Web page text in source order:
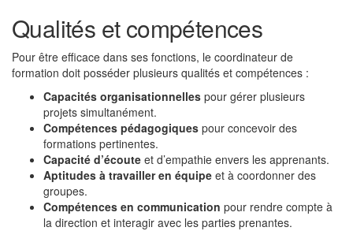
Qualités et compétences
Pour être efficace dans ses fonctions, le coordinateur de
formation doit posséder plusieurs qualités et compétences :
Capacités organisationnelles pour gérer plusieurs
projets simultanément.
Compétences pédagogiques pour concevoir des
formations pertinentes.
Capacité d’écoute et d’empathie envers les apprenants.
Aptitudes à travailler en équipe et à coordonner des
groupes.
Compétences en communication pour rendre compte à
la direction et interagir avec les parties prenantes.